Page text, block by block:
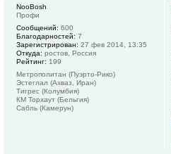
NooBosh
Профи
Сообщений: 600
Благодарностей: 7
Зарегистрирован: 27 фев 2014, 13:35
Откуда: ростов, Россия
Рейтинг: 199
Метрополитан (Пуэрто-Рико)
Эстеглал (Ахваз, Иран)
Тигрес (Колумбия)
КМ Торхаут (Бельгия)
Сабль (Камерун)